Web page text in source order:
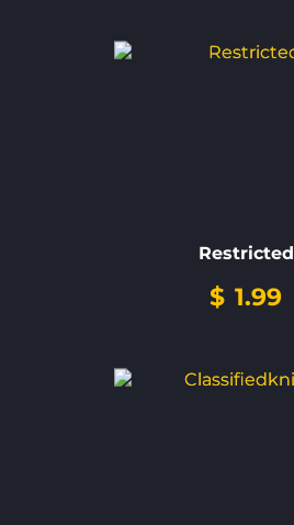
Restricted
$ 1.99